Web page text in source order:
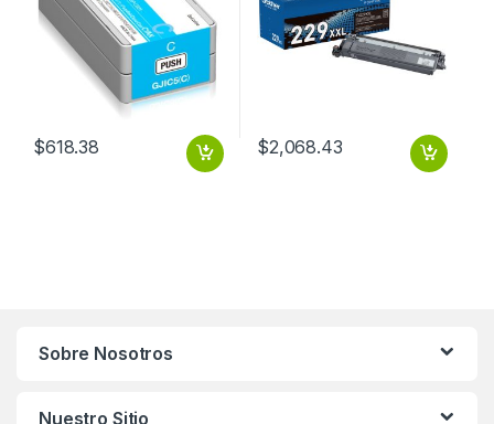
$618.38 $2,068.43
Sobre Nosotros
Nuestro Sitio